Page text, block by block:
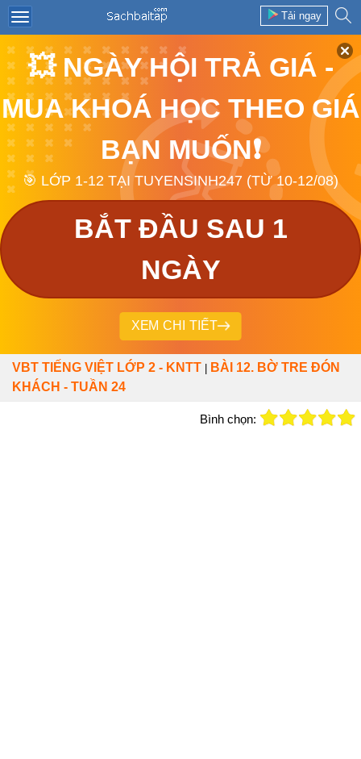
Tải ngay
💥 NGÀY HỘI TRẢ GIÁ -
MUA KHOÁ HỌC THEO GIÁ
BẠN MUỐN❗
🎯 LỚP 1-12 TẠI TUYENSINH247 (TỪ 10-12/08)
BẮT ĐẦU SAU 1
NGÀY
XEM CHI TIẾT
VBT TIẾNG VIỆT LỚP 2 - KNTT
BÀI 12. BỜ TRE ĐÓN
KHÁCH - TUẦN 24
Bình chọn: